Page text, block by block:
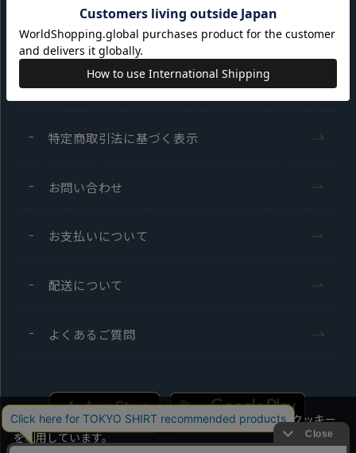
会員利用規約
プライバシーポリシー
特定商取引法に基づく表示
お問い合わせ
お支払いについて
配送について
よくあるご質問
当社のウェブサイトでは、お客様の利便性向上のためにクッキー
を利用しています。